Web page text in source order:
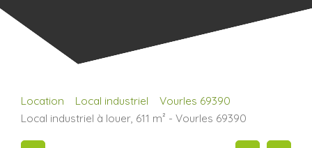
Location Local industriel
Vourles 69390
Local industriel à louer, 611 m² - Vourles 69390